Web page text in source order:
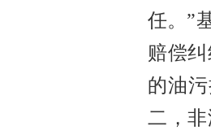
任。”
赔偿
的油
二，